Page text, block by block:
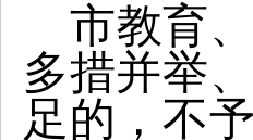
市教育
多措并举
足的，不